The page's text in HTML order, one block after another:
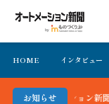
HOME インタビュー
お知らせ
オートメーション新聞 最